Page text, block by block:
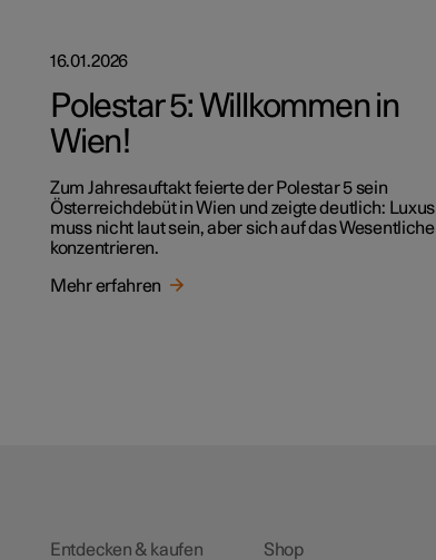
16.01.2026
Polestar 5: Willkommen in
Wien!
Zum Jahresauftakt feierte der Polestar 5 sein
Österreichdebüt in Wien und zeigte deutlich: Luxus
muss nicht laut sein, aber sich auf das Wesentliche
konzentrieren.
Mehr erfahren
Entdecken & kaufen
Shop